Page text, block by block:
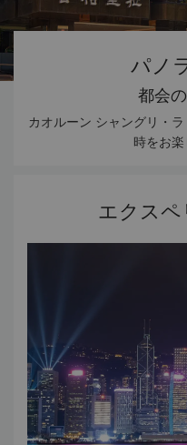
パノ
都会
カオルーン シャングリ・
時をお楽
エクスペ